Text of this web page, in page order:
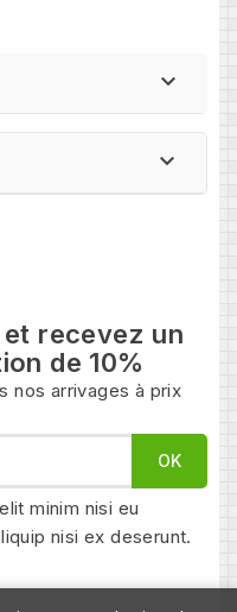


recevez un
de 10%
nos arrivages à prix
minim nisi eu
nisi ex deserunt.